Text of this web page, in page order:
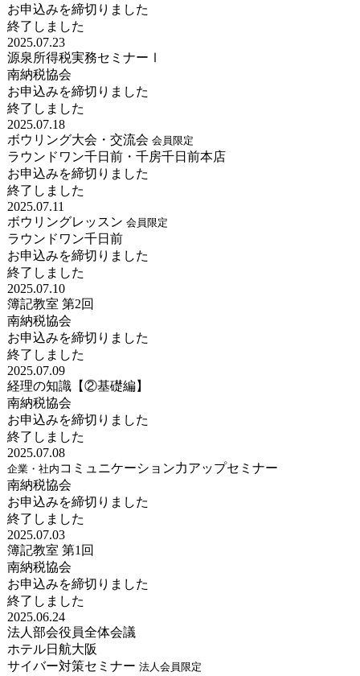
お申込みを締切りました
終了しました
2025.07.23
源泉所得税実務セミナーⅠ
南納税協会
お申込みを締切りました
終了しました
2025.07.18
ボウリング大会・交流会 会員限定
ラウンドワン千日前・ 千房千日前本店
お申込みを締切りました
終了しました
2025.07.11
ボウリングレッスン 会員限定
ラウンドワン千日前
お申込みを締切りました
終了しました
2025.07.10
簿記教室 第2回
南納税協会
お申込みを締切りました
終了しました
2025.07.09
経理の知識【②基礎編】
南納税協会
お申込みを締切りました
終了しました
2025.07.08
企業・社内 コミュニケーション力アップセミナー
南納税協会
お申込みを締切りました
終了しました
2025.07.03
簿記教室 第1回
南納税協会
お申込みを締切りました
終了しました
2025.06.24
法人部会役員全体会議
ホテル日航大阪
サイバー対策セミナー 法人会員限定